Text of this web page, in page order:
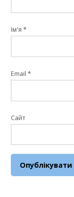
Ім'я*
Email*
Сайт